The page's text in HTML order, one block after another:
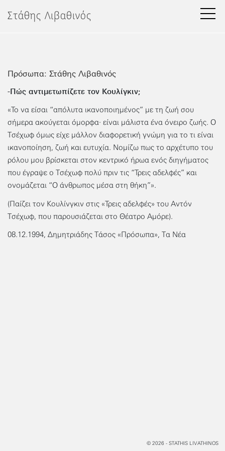
στοΣτάθης Λιβαθινός
Πρόσωπα: Στάθης Λιβαθινός
-Πώς αντιμετωπίζετε τον Κουλίγκιν;
«Το να είσαι “απόλυτα ικανοποιημένος” με τη ζωή σου
σήμερα ακούγεται όμορφα· είναι μάλιστα ένα όνειρο ζωής. Ο
Τσέχωφ όμως είχε μάλλον διαφορετική γνώμη για το τι είναι
ικανοποίηση, ζωή και ευτυχία. Νομίζω πως το αρχέτυπο του
ρόλου μου βρίσκεται στον κεντρικό ήρωα ενός διηγήματος
που έγραψε ο Τσέχωφ πολύ πριν τις “Τρεις αδελφές” και
ονομάζεται “Ο άνθρωπος μέσα στη θήκη”».
(Παίζει τον Κουλίνγκιν στις «Τρεις αδελφές» του Αντόν
Τσέχωφ, που παρουσιάζεται στο Θέατρο Αμόρε).
08.12.1994, Δημητριάδης Τάσος «Πρόσωπα», Τα Νέα
© 2026 - STATHIS LIVATHINOS